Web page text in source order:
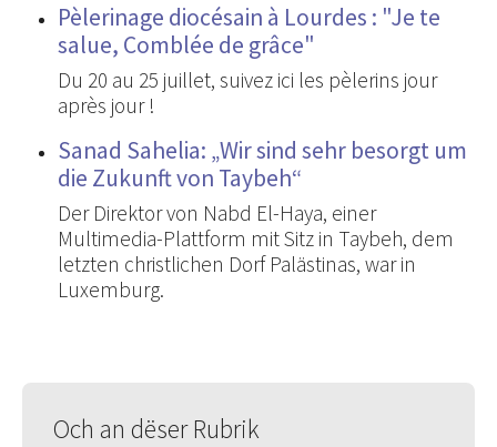
Pèlerinage diocésain à Lourdes : "Je te
salue, Comblée de grâce"
Du 20 au 25 juillet, suivez ici les pèlerins jour
après jour !
Sanad Sahelia: „Wir sind sehr besorgt um
die Zukunft von Taybeh“
Der Direktor von Nabd El-Haya, einer
Multimedia-Plattform mit Sitz in Taybeh, dem
letzten christlichen Dorf Palästinas, war in
Luxemburg.
Och an dëser Rubrik